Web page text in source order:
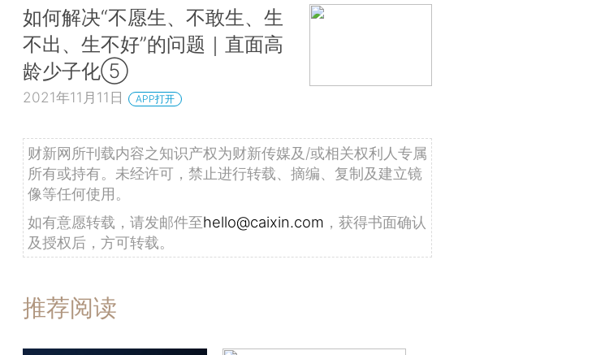
如何解决“不愿生、不敢生、生
不出、生不好”的问题｜直面高
龄少子化⑤
2021年11月11日 APP打开
财新网所刊载内容之知识产权为财新传媒及/或相关权利人专属
所有或持有。未经许可，禁止进行转载、摘编、复制及建立镜
像等任何使用。
如有意愿转载，请发邮件至hello@caixin.com ，获得书面确认
及授权后，方可转载。
推荐阅读